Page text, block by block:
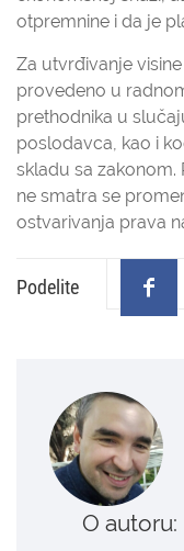
otpremnine i da je
Za utvrđivanje
provedeno u
prethodnika u
poslodavca, kao i
skladu sa zakonom.
ne smatra se
ostvarivanja prava
Podelite
O